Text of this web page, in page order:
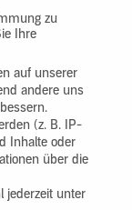
zu
Ihre
auf unserer
andere uns
(z. B. IP-
Inhalte oder
über die
jederzeit unter